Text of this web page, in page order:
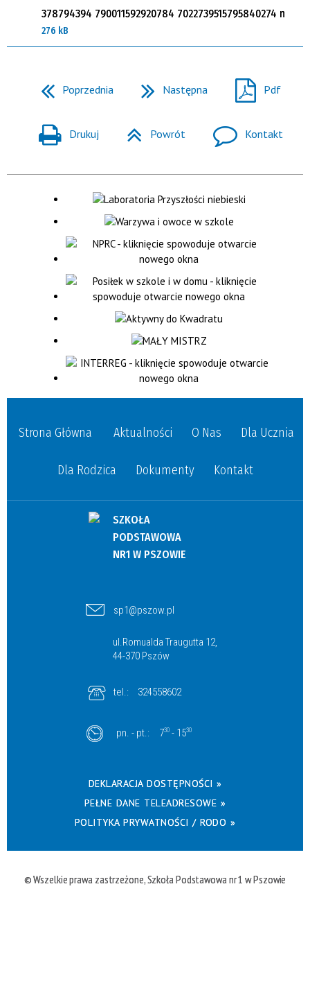
378794394 790011592920784 7022739515795840274 n
276 kB
Poprzednia Następna Pdf
Drukuj Powrót Kontakt
Strona Główna Aktualności O Nas Dla Ucznia
Dla Rodzica Dokumenty Kontakt
SZKOŁA
PODSTAWOWA
NR1 W PSZOWIE
sp1@pszow.pl
ul.Romualda Traugutta 12,
44-370 Pszów
tel.: 324558602
pn. - pt.: 730 - 1530
DEKLARACJA DOSTĘPNOŚCI »
PEŁNE DANE TELEADRESOWE »
POLITYKA PRYWATNOŚCI / RODO »
© Wszelkie prawa zastrzeżone, Szkoła Podstawowa nr 1 w Pszowie